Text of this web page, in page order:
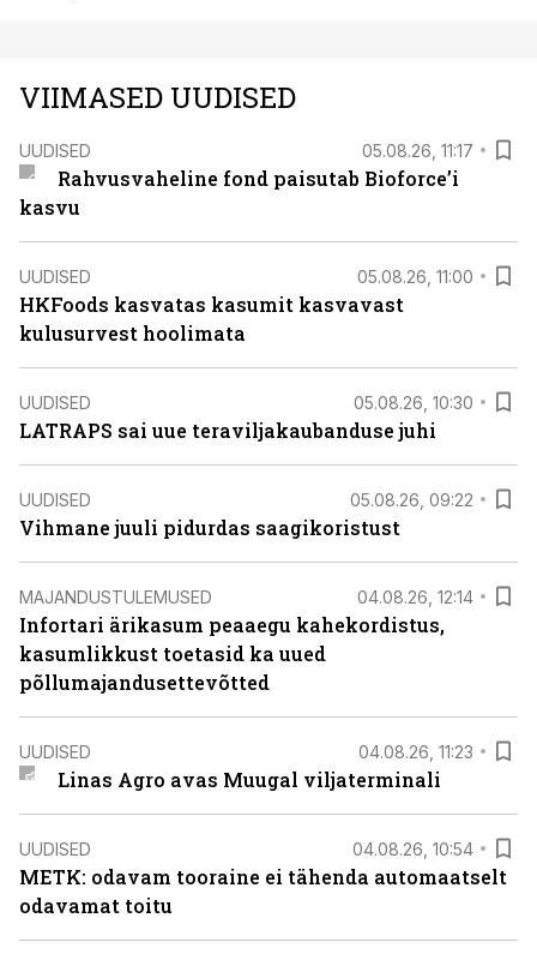
VIIMASED UUDISED
UUDISED 05.08.26, 11:17
Rahvusvaheline fond paisutab Bioforce’i
kasvu
UUDISED 05.08.26, 11:00
HKFoods kasvatas kasumit kasvavast
kulusurvest hoolimata
UUDISED 05.08.26, 10:30
LATRAPS sai uue teraviljakaubanduse juhi
UUDISED 05.08.26, 09:22
Vihmane juuli pidurdas saagikoristust
MAJANDUSTULEMUSED 04.08.26, 12:14
Infortari ärikasum peaaegu kahekordistus,
kasumlikkust toetasid ka uued
põllumajandusettevõtted
UUDISED 04.08.26, 11:23
Linas Agro avas Muugal viljaterminali
UUDISED 04.08.26, 10:54
METK: odavam tooraine ei tähenda automaatselt
odavamat toitu